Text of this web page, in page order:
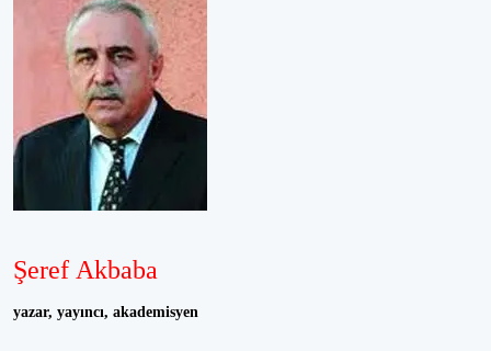
Şeref Akbaba
yazar, yayıncı, akademisyen